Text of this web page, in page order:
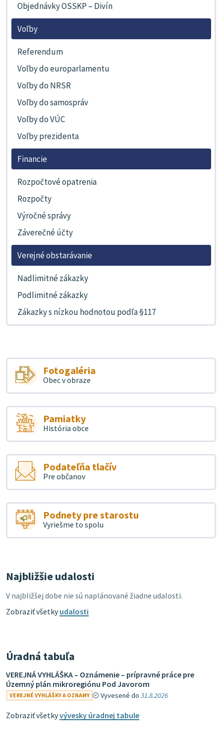
Objednávky OSSKP – Divín
Voľby
Referendum
Voľby do europarlamentu
Voľby do NRSR
Voľby do samospráv
Voľby do VÚC
Voľby prezidenta
Financie
Rozpočtové opatrenia
Rozpočty
Výročné správy
Záverečné účty
Verejné obstarávanie
Nadlimitné zákazky
Podlimitné zákazky
Zákazky s nízkou hodnotou podľa §117
Fotogaléria
Obec v obraze
Pamiatky
História obce
Podateľňa tlačív
Pre občanov
Podnety pre starostu
Vyriešme to spolu
Najbližšie udalosti
V najbližšej dobe nie sú naplánované žiadne udalosti.
Zobraziť všetkyudalosti
Úradná tabuľa
VEREJNÁ VYHLÁŠKA – Oznámenie – prípravné práce pre
Územný plán mikroregiónu Pod Javorom
VEREJNÉ VYHLÁŠKY A OZNAMY Vyvesené do31.8.2026
Zobraziť všetkyvývesky úradnej tabule